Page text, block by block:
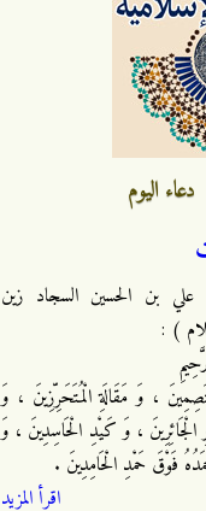
دعاء اليوم
علي بن الحسين السجاد زين
) :
، وَ مَقَالَةِ الْمُتَحَرِّزِينَ ، وَ
، وَ كَيْدِ الْحَاسِدِينَ ، وَ
فَوْقَ حَمْدِ الْحَامِدِينَ .
اقرأ المزيد